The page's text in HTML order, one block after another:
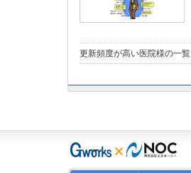
更新頻度が高い医院様の一覧